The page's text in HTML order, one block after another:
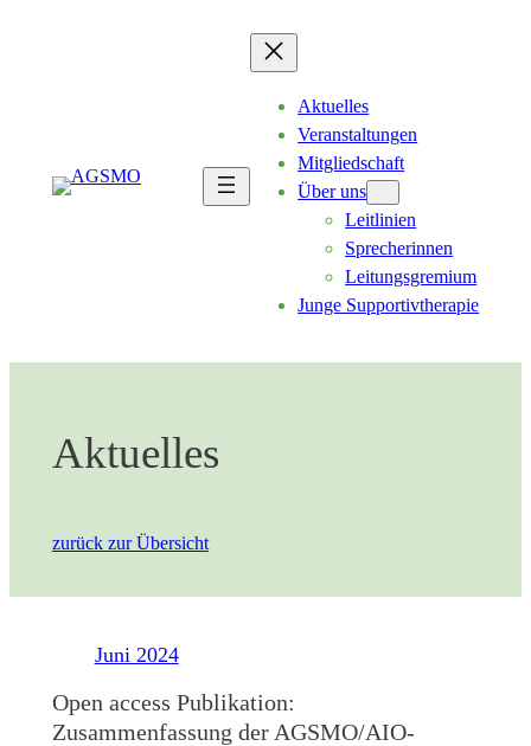
Aktuelles
Veranstaltungen
Mitgliedschaft
Über uns
Leitlinien
Sprecherinnen
Leitungsgremium
Junge Supportivtherapie
Aktuelles
zurück zur Übersicht
Juni 2024
Open access Publikation:
Zusammenfassung der AGSMO/AIO-